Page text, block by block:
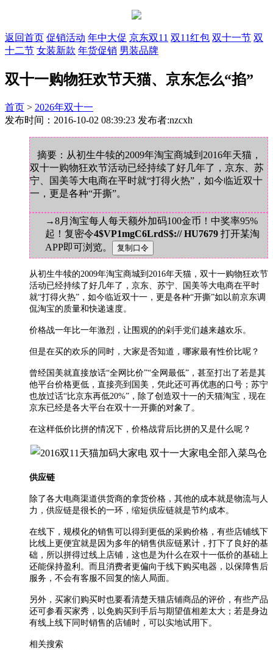
返回首页 促销活动 年中大促 京东双11 双11红包 双十一节 双
十二节 女装新款 年货促销 男装品牌
双十一购物狂欢节天猫、京东怎么“掐”
首页 > 2026年双十一
发布时间：2016-10-02 08:39:23 发布者:nzcxh
摘要：从初生牛犊的2009年淘宝商城到2016年天猫，
双十一购物狂欢节活动已经持续了好几年了，京东、苏
宁、国美等大电商在平时就“打得火热”，如今临近双十
一，更是各种“开撕”。
→8月淘宝每人每天额外加码100金币！中奖率95%
起！复密令4$VP1mgC6LrdS$:// HU7679 打开某淘
APP即可浏览。
从初生牛犊的2009年淘宝商城到2016年天猫，双十一购物狂欢节
活动已经持续了好几年了，京东、苏宁、国美等大电商在平时
就“打得火热”，如今临近双十一，更是各种“开撕”如以前京东调
侃淘宝的质量和快递速度。
价格战一年比一年激烈，让围观的的剁手党们越来越欢乐。
但是在买的欢乐的同时，大家是否知道，哪家最有性价比呢？
曾经国美就直接放话“全网比价”“全网最低”，甚至打出了若是其
他平台价格更低，直接亮到国美，凭此还可再优惠的口号；苏宁
也放过话“比京东再低20%”，除了创造双十一的天猫淘宝，现在
京东已经是各大平台在双十一开撕的对象了。
在这样低价比拼的情况下，价格战背后比拼的又是什么呢？
供应链
除了各大电商渠道供货商的拿货价格，其他的成本就是物流与人
力，供应链是很长的一环，缩短供应链就是节约成本。
在线下，规模化的销售可以得到更低的采购价格，有些店铺线下
比线上更便宜就是因为多年的销售供应链累计，打下了良好的基
础，所以拼得过线上店铺，这也是为什么在双十一低价的基础上
还能保持盈利。而且消费者更偏向于线下购买电器，以保障售后
服务，不会有客服不回复的恼人局面。
另外，买家们购买时也要看清楚天猫店铺商品的评价，有些产品
还可参看买家秀，以免购买到手后与期望值相差太大；若是身边
有线上线下同时销售的店铺时，可以实地试用下。
相关搜索